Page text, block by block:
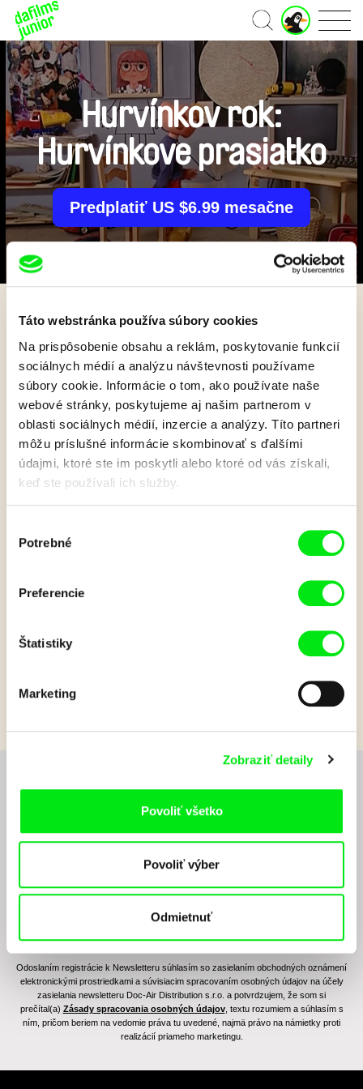
Táto webstránka používa súbory cookies
Na prispôsobenie obsahu a reklám, poskytovanie funkcií
sociálnych médií a analýzu návštevnosti používame
súbory cookie. Informácie o tom, ako používate naše
webové stránky, poskytujeme aj našim partnerom v
oblasti sociálnych médií, inzercie a analýzy. Títo partneri
môžu príslušné informácie skombinovať s ďalšími
údajmi, ktoré ste im poskytli alebo ktoré od vás získali,
keď ste používali ich služby.
súhlasu
Potrebné
Preferencie
Štatistiky
Marketing
Zobraziť detaily
Povoliť všetko
Povoliť výber
Odmietnuť
Domov
J
u
o
r
e
t
Hurvínkov rok:
Hurvínkove prasiatko
Predplatiť US $6.99 mesačne
Späť
Hurvínkov rok:
Hurvínkove prasiatko
Mánička si zaplatila výtvarný kurz. Hurvínek sa chce tiež
pripojiť. Aby nazbieral potrebné peniaze na školné, musí rozbiť
Je nám ľúto, ale tento film nie je vo Vašej krajine
Chcete byť pravidelne informovaní o novinkách v
junior programe?
Odoslaním registrácie k Newsletteru súhlasím so zasielaním obchodných oznámení
elektronickými prostriedkami a súvisiacim spracovaním osobných údajov na účely
zasielania newsletteru Doc-Air Distribution s.r.o. a potvrdzujem, že som si
prečítal(a) Zásady spracovania osobných údajov, textu rozumiem a súhlasím s
ním, pričom beriem na vedomie práva tu uvedené, najmä právo na námietky proti
realizácií priameho marketingu.